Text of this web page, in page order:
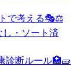
トで考える🎭⚖️
し・ソート済
診断ルール🏥🧱